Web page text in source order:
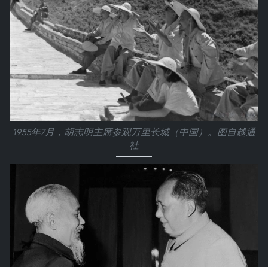
1955年7月，胡志明主席参观万里长城（中国）。图自越通
社